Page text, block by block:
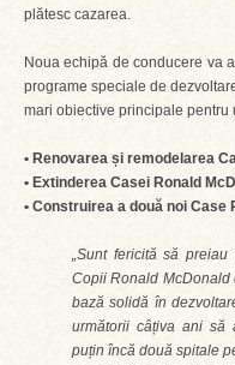
plătesc cazarea.
Noua echipă de conducere va
programe speciale de
mari obiective principale pentru
• Renovarea și remodelarea
• Extinderea Casei Ronald
• Construirea a două noi Case
„Sunt fericită să
Copii Ronald McDonald
bază solidă în
următorii câțiva ani să
puțin încă două spitale